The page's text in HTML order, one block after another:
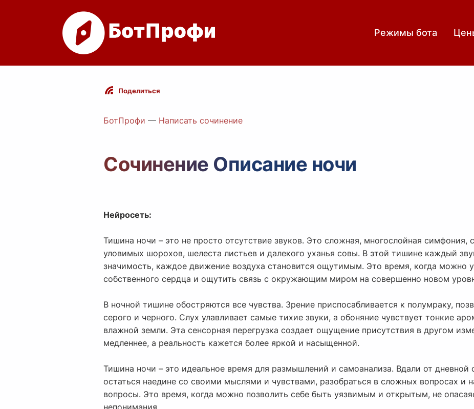
Режимы бота
Поделиться
БотПрофи — Написать сочинение
Сочинение Описание ночи
Нейросеть:
Тишина ночи – это не просто отсутствие звуков. Это сложная, многослойная симфония,
уловимых шорохов, шелеста листьев и далекого уханья совы. В этой тишине каждый
значимость, каждое движение воздуха становится ощутимым. Это время, когда можно
собственного сердца и ощутить связь с окружающим миром на совершенно новом
В ночной тишине обостряются все чувства. Зрение приспосабливается к полумраку,
серого и черного. Слух улавливает самые тихие звуки, а обоняние чувствует тонкие
влажной земли. Эта сенсорная перегрузка создает ощущение присутствия в другом
медленнее, а реальность кажется более яркой и насыщенной.
Тишина ночи – это идеальное время для размышлений и самоанализа. Вдали от
остаться наедине со своими мыслями и чувствами, разобраться в сложных вопросах и
вопросы. Это время, когда можно позволить себе быть уязвимым и открытым, не
непонимания.